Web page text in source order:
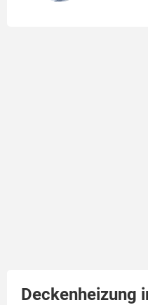
Deckenheizung